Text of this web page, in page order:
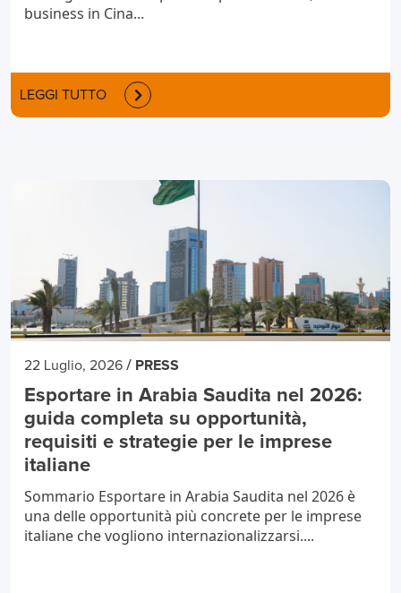
business in Cina...
LEGGI TUTTO
22 Luglio, 2026 / PRESS
Esportare in Arabia Saudita nel 2026:
guida completa su opportunità,
requisiti e strategie per le imprese
italiane
Sommario Esportare in Arabia Saudita nel 2026 è
una delle opportunità più concrete per le imprese
italiane che vogliono internazionalizzarsi....